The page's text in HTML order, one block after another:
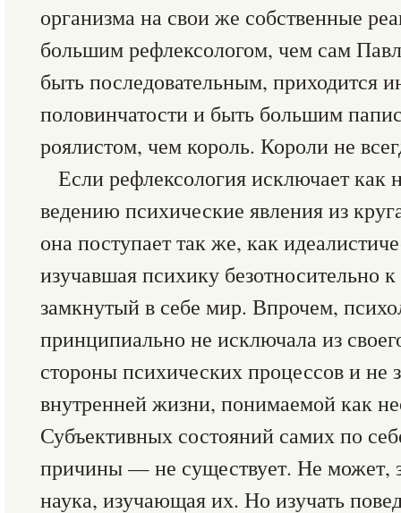
организма на свои же собственные
большим рефлексологом, чем сам
быть последовательным, приходится
половинчатости и быть большим
роялистом, чем король. Короли не
Если рефлексология исключает как
ведению психические явления из
она поступает так же, как
изучавшая психику безотносительно
замкнутый в себе мир. Впрочем,
принципиально не исключала из
стороны психических процессов и не
внутренней жизни, понимаемой как
Субъективных состояний самих по
причины — не существует. Не может,
наука, изучающая их. Но изучать